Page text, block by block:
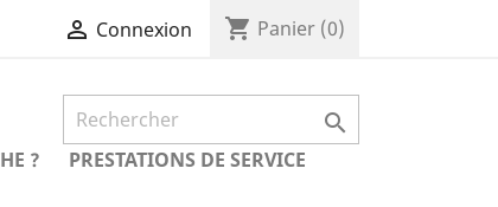
 Connexion shopping_cart Panier (0)

?
PRESTATIONS DE SERVICE